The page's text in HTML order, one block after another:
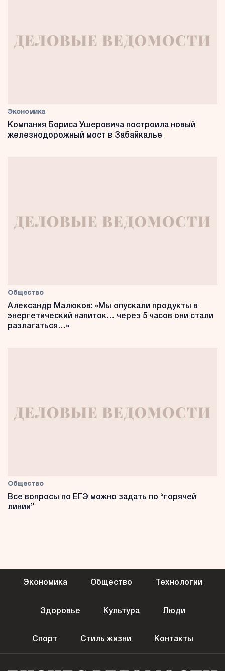
Экономика
Компания Бориса Ушеровича построила новый
железнодорожный мост в Забайкалье
Общество
Александр Малюков: «Мы опускали продукты в
энергетический напиток… через 5 часов они стали
разлагаться…»
Общество
Все вопросы по ЕГЭ можно задать по “горячей
линии”
Экономика Общество Технологии
Здоровье Культура Люди
Спорт Стиль жизни Контакты